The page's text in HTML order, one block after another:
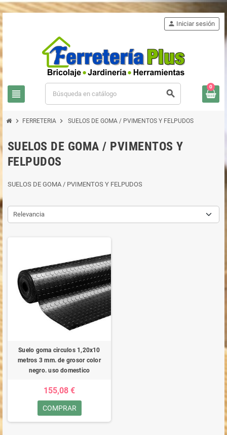
view_headline search
person Iniciar sesión
0
chevron_right FERRETERIA chevron_right SUELOS DE GOMA / PVIMENTOS Y FELPUDOS
SUELOS DE GOMA / PVIMENTOS Y
FELPUDOS
SUELOS DE GOMA / PVIMENTOS Y FELPUDOS
Relevancia
Suelo goma circulos 1,20x10
metros 3 mm. de grosor color
negro. uso domestico
155,08 €
COMPRAR